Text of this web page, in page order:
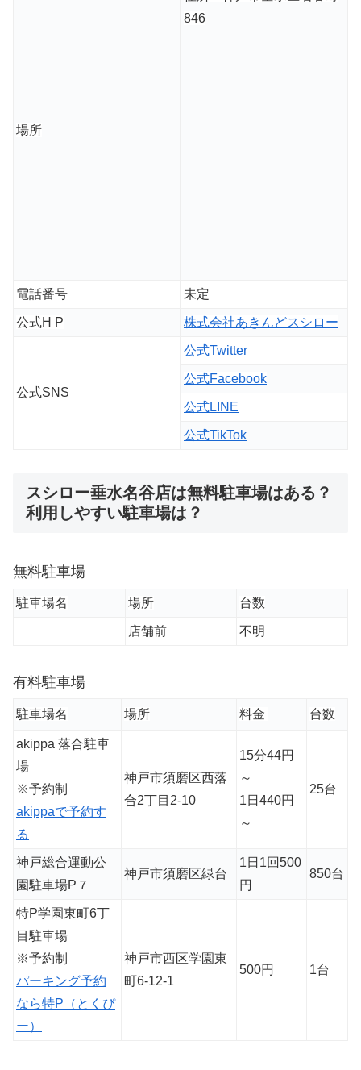
場所
846
電話番号 未定
公式H P 株式会社あきんどスシロー
公式SNS
公式Twitter
公式Facebook
公式LINE
公式TikTok
スシロー垂水名谷店は無料駐車場はある？
利用しやすい駐車場は？
無料駐車場
駐車場名 場所 台数
店舗前 不明
有料駐車場
駐車場名 場所 料金 台数
akippa 落合駐車
場
※予約制
akippaで予約す
る
神戸市須磨区西落
合2丁目2-10
15分44円
～
1日440円
～
25台
神戸総合運動公
園駐車場P７
神戸市須磨区緑台
1日1回500
円
850台
特P学園東町6丁
目駐車場
※予約制
パーキング予約
なら特P（とくぴ
ー）
神戸市西区学園東
町6-12-1
500円 1台